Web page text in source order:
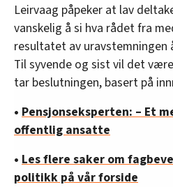
Leirvaag påpeker at lav
vanskelig å si hva rådet fra
resultatet av uravstemningen
Til syvende og sist vil det
tar beslutningen, basert på
• Pensjonseksperten: – Et
offentlig ansatte
• Les flere saker om
politikk på vår forside